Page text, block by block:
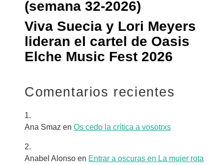
(semana 32-2026)
Viva Suecia y Lori Meyers
lideran el cartel de Oasis
Elche Music Fest 2026
Comentarios recientes
Ana Smaz en Os cedo la crítica a vosotrxs
Anabel Alonso en Entrar a oscuras en La mujer rota